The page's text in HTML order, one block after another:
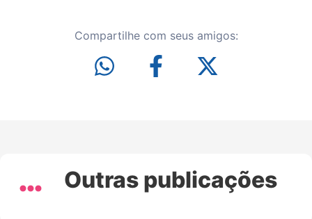
Compartilhe com seus amigos:
Outras publicações